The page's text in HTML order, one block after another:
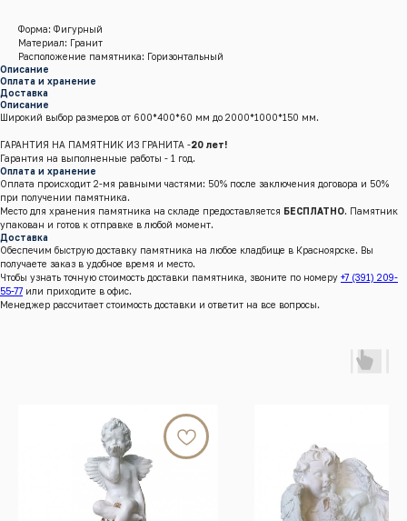
Форма: Фигурный
Материал: Гранит
Расположение памятника: Горизонтальный
Описание
Оплата и хранение
Доставка
Описание
Широкий выбор размеров от 600*400*60 мм до 2000*1000*150 мм.
ГАРАНТИЯ НА ПАМЯТНИК ИЗ ГРАНИТА -20 лет!
Гарантия на выполненные работы - 1 год.
Оплата и хранение
Оплата происходит 2-мя равными частями: 50% после заключения договора и 50%
при получении памятника.
Место для хранения памятника на складе предоставляется БЕСПЛАТНО. Памятник
упакован и готов к отправке в любой момент.
Доставка
Обеспечим быструю доставку памятника на любое кладбище в Красноярске. Вы
получаете заказ в удобное время и место.
Чтобы узнать точную стоимость доставки памятника, звоните по номеру +7 (391) 209-
55-77 или приходите в офис.
Менеджер рассчитает стоимость доставки и ответит на все вопросы.
г.Красноярск, Енисейский тракт, 8 к/4 (кл. Бадалык)
+7 (391) 209-55-77
graalkrsk@mail.ru
Режим работы: Пн - Вс / 09:00 - 19:00